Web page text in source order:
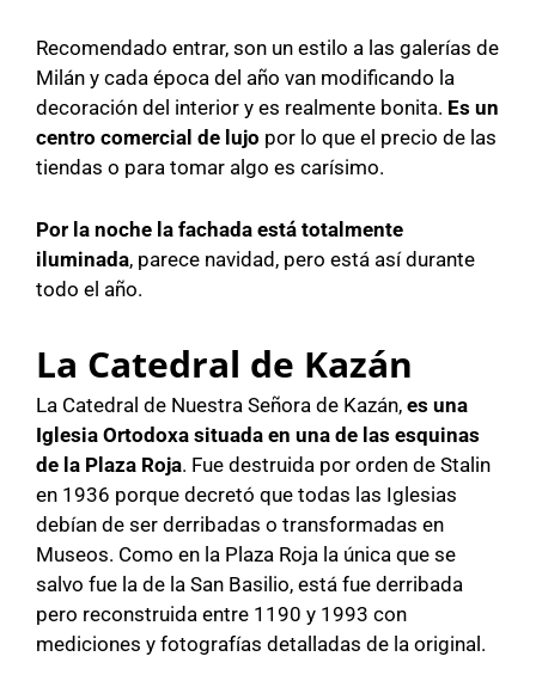
Recomendado entrar, son un estilo a las galerías de
Milán y cada época del año van modificando la
decoración del interior y es realmente bonita. Es un
centro comercial de lujo por lo que el precio de las
tiendas o para tomar algo es carísimo.
Por la noche la fachada está totalmente
iluminada, parece navidad, pero está así durante
todo el año.
La Catedral de Kazán
La Catedral de Nuestra Señora de Kazán, es una
Iglesia Ortodoxa situada en una de las esquinas
de la Plaza Roja. Fue destruida por orden de Stalin
en 1936 porque decretó que todas las Iglesias
debían de ser derribadas o transformadas en
Museos. Como en la Plaza Roja la única que se
salvo fue la de la San Basilio, está fue derribada
pero reconstruida entre 1190 y 1993 con
mediciones y fotografías detalladas de la original.